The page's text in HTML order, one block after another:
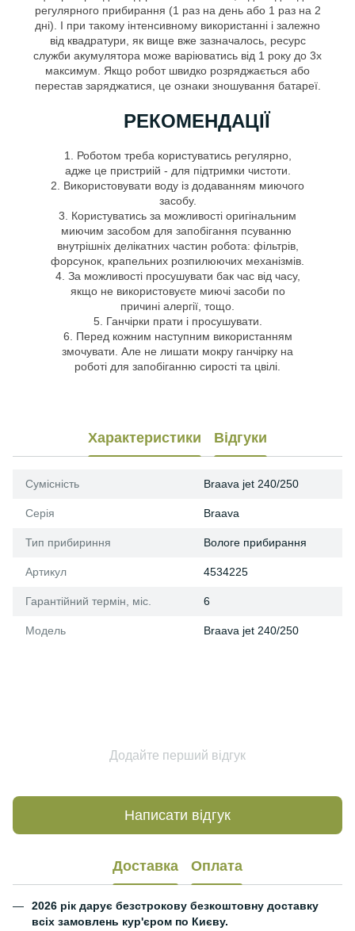
регулярного прибирання (1 раз на день або 1 раз на 2
дні). І при такому інтенсивному використанні і залежно
від квадратури, як вище вже зазначалось, ресурс
служби акумулятора може варіюватись від 1 року до 3х
максимум. Якщо робот швидко розряджається або
перестав заряджатися, це ознаки зношування батареї.
РЕКОМЕНДАЦІЇ
1. Роботом треба користуватись регулярно,
адже це пристриій - для підтримки чистоти.
2. Використовувати воду із додаванням миючого
засобу.
3. Користуватись за можливості оригінальним
миючим засобом для запобігання псуванню
внутрішніх делікатних частин робота: фільтрів,
форсунок, крапельних розпилюючих механізмів.
4. За можливості просушувати бак час від часу,
якщо не використовуєте миючі засоби по
причині алергії, тощо.
5. Ганчірки прати і просушувати.
6. Перед кожним наступним використанням
змочувати. Але не лишати мокру ганчірку на
роботі для запобіганню сирості та цвілі.
Характеристики Відгуки
Сумісність Braava jet 240/250
Серія Braava
Тип прибириння Вологе прибирання
Артикул 4534225
Гарантійний термін, міс. 6
Модель Braava jet 240/250
Додайте перший відгук
Написати відгук
Доставка Оплата
2026 рік дарує безстрокову безкоштовну доставку
всіх замовлень кур'єром по Києву.